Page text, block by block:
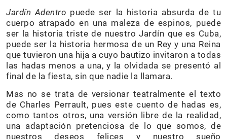
Jardín Adentro puede ser la historia absurda de tu
cuerpo atrapado en una maleza de espinos, puede
ser la historia triste de nuestro Jardín que es Cuba,
puede ser la historia hermosa de un Rey y una Reina
que tuvieron una hija a cuyo bautizo invitaron a todas
las hadas menos a una, y la olvidada se presentó al
final de la fiesta, sin que nadie la llamara.
Mas no se trata de versionar teatralmente el texto
de Charles Perrault, pues este cuento de hadas es,
como tantos otros, una versión libre de la realidad,
una adaptación pretenciosa de lo que somos, de
nuestros deseos felices y nuestro sueño